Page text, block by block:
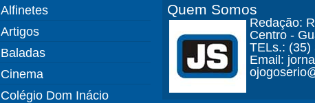
Alfinetes
Artigos
Baladas
Cinema
Colégio Dom Inácio
Quem Somos
Redação:
Centro -
TELs.: (35)
Email: